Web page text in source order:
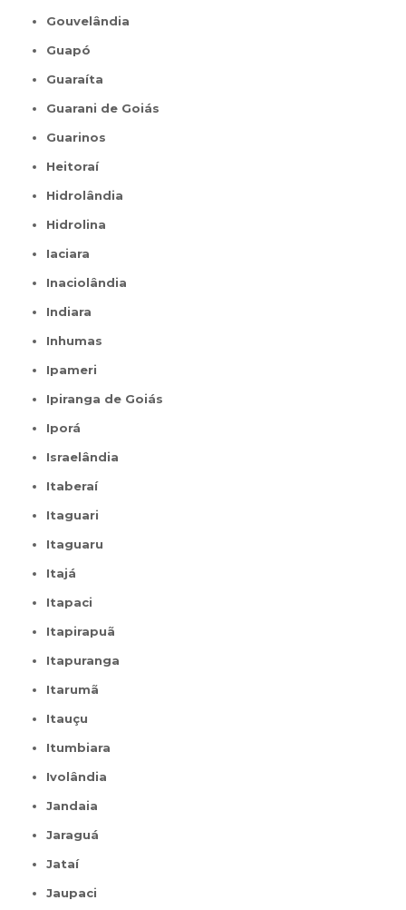
Gouvelândia
Guapó
Guaraíta
Guarani de Goiás
Guarinos
Heitoraí
Hidrolândia
Hidrolina
Iaciara
Inaciolândia
Indiara
Inhumas
Ipameri
Ipiranga de Goiás
Iporá
Israelândia
Itaberaí
Itaguari
Itaguaru
Itajá
Itapaci
Itapirapuã
Itapuranga
Itarumã
Itauçu
Itumbiara
Ivolândia
Jandaia
Jaraguá
Jataí
Jaupaci